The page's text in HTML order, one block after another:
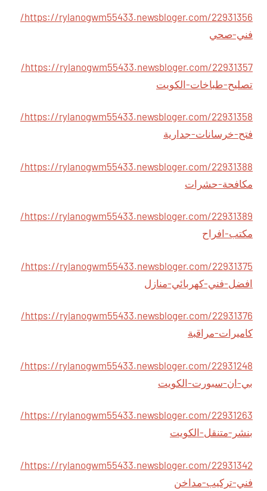
https://rylanogwm55433.newsbloger.com/22931356/
فني-صحي
https://rylanogwm55433.newsbloger.com/22931357/
تصليح-طباخات-الكويت
https://rylanogwm55433.newsbloger.com/22931358/
فتح-خرسانات-جدارية
https://rylanogwm55433.newsbloger.com/22931388/
مكافحة-حشرات
https://rylanogwm55433.newsbloger.com/22931389/
مكتب-افراح
https://rylanogwm55433.newsbloger.com/22931375/
افضل-فني-كهربائي-منازل
https://rylanogwm55433.newsbloger.com/22931376/
كاميرات-مراقبة
https://rylanogwm55433.newsbloger.com/22931248/
بي-ان-سبورت-الكويت
https://rylanogwm55433.newsbloger.com/22931263/
بنشر-متنقل-الكويت
https://rylanogwm55433.newsbloger.com/22931342/
فني-تركيب-مداخن